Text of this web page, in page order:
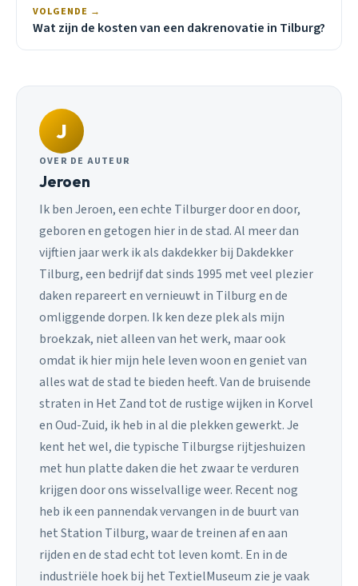
VOLGENDE →
Wat zijn de kosten van een dakrenovatie in Tilburg?
J
OVER DE AUTEUR
Jeroen
Ik ben Jeroen, een echte Tilburger door en door,
geboren en getogen hier in de stad. Al meer dan
vijftien jaar werk ik als dakdekker bij Dakdekker
Tilburg, een bedrijf dat sinds 1995 met veel plezier
daken repareert en vernieuwt in Tilburg en de
omliggende dorpen. Ik ken deze plek als mijn
broekzak, niet alleen van het werk, maar ook
omdat ik hier mijn hele leven woon en geniet van
alles wat de stad te bieden heeft. Van de bruisende
straten in Het Zand tot de rustige wijken in Korvel
en Oud-Zuid, ik heb in al die plekken gewerkt. Je
kent het wel, die typische Tilburgse rijtjeshuizen
met hun platte daken die het zwaar te verduren
krijgen door ons wisselvallige weer. Recent nog
heb ik een pannendak vervangen in de buurt van
het Station Tilburg, waar de treinen af en aan
rijden en de stad echt tot leven komt. En in de
industriële hoek bij het TextielMuseum zie je vaak